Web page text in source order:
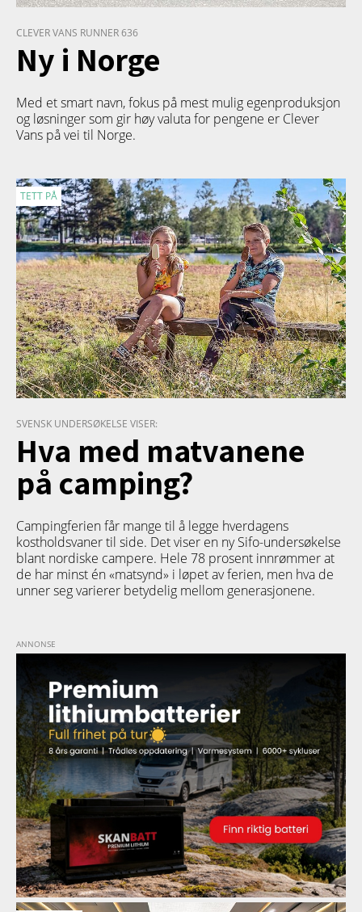
CLEVER VANS RUNNER 636
Ny i Norge
Med et smart navn, fokus på mest mulig egenproduksjon
og løsninger som gir høy valuta for pengene er Clever
Vans på vei til Norge.
TETT PÅ
SVENSK UNDERSØKELSE VISER:
Hva med matvanene
på camping?
Campingferien får mange til å legge hverdagens
kostholdsvaner til side. Det viser en ny Sifo-undersøkelse
blant nordiske campere. Hele 78 prosent innrømmer at
de har minst én «matsynd» i løpet av ferien, men hva de
unner seg varierer betydelig mellom generasjonene.